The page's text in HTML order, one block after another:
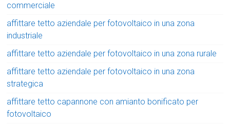
commerciale
affittare tetto aziendale per fotovoltaico in una zona
industriale
affittare tetto aziendale per fotovoltaico in una zona rurale
affittare tetto aziendale per fotovoltaico in una zona
strategica
affittare tetto capannone con amianto bonificato per
fotovoltaico